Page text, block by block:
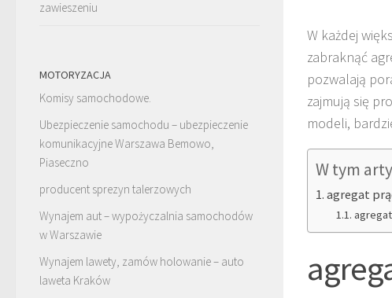
W każdej
zabraknąć
pozwalają
zajmują się
modeli,
W tym
agregat
zawieszeniu
MOTORYZACJA
Komisy samochodowe.
Ubezpieczenie samochodu – ubezpieczenie
komunikacyjne Warszawa Bemowo,
Piaseczno
producent sprezyn talerzowych
Wynajem aut – wypożyczalnia samochodów
w Warszawie
Wynajem lawety, zamów holowanie – auto
laweta Kraków